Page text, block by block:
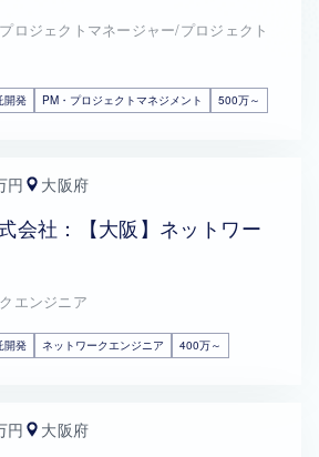
ロジェクトマネージャー/プロジェクト
開発 PM・プロジェクトマネジメント 500万～
円 大阪府
会社：【大阪】ネットワー
エンジニア
開発 ネットワークエンジニア 400万～
円 大阪府